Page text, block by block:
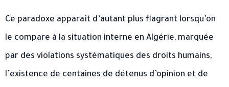
Ce paradoxe apparaît d’autant plus flagrant lorsqu’on
le compare à la situation interne en Algérie, marquée
par des violations systématiques des droits humains,
l’existence de centaines de détenus d’opinion et de